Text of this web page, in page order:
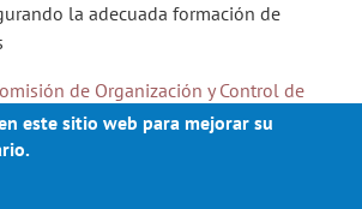
la adecuada formación de
de Organización y Control de
Empresas e Instituciones
este sitio web para mejorar su